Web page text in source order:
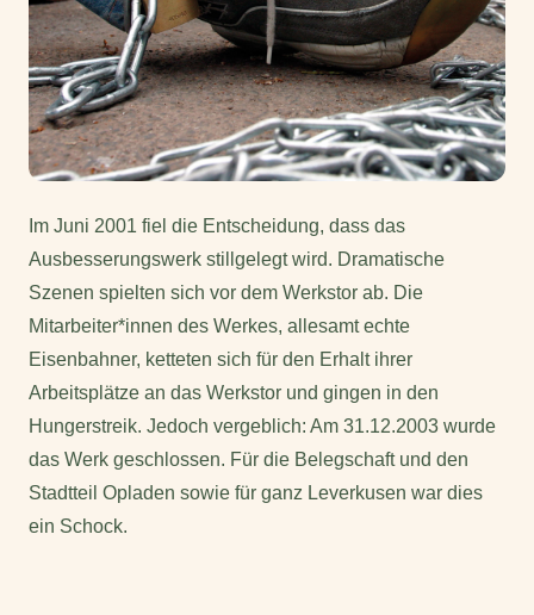
Im Juni 2001 fiel die Entscheidung, dass das
Ausbesserungswerk stillgelegt wird. Dramatische
Szenen spielten sich vor dem Werkstor ab. Die
Mitarbeiter*innen des Werkes, allesamt echte
Eisenbahner, ketteten sich für den Erhalt ihrer
Arbeitsplätze an das Werkstor und gingen in den
Hungerstreik. Jedoch vergeblich: Am 31.12.2003 wurde
das Werk geschlossen. Für die Belegschaft und den
Stadtteil Opladen sowie für ganz Leverkusen war dies
ein Schock.